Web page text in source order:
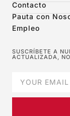
Contacto
Pauta con
Empleo
SUSCRÍBETE A
ACTUALIZADA,